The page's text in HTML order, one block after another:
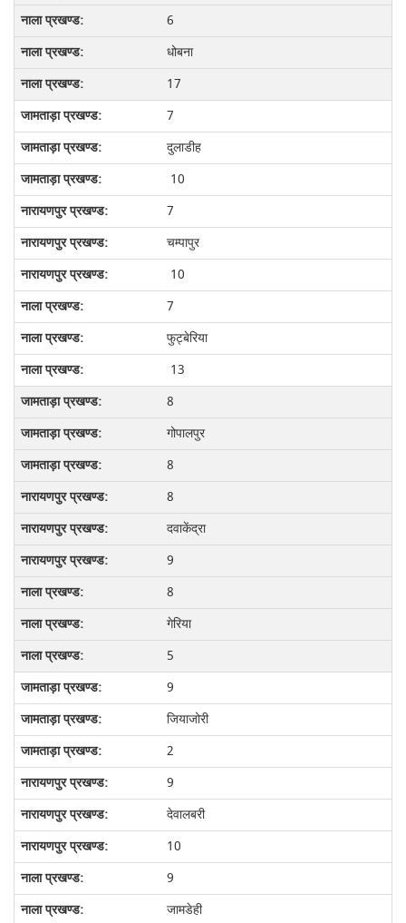
6
धोबना
17
7
दुलाडीह
10
7
चम्पापुर
10
7
फुट्बेरिया
13
8
गोपालपुर
8
8
दवाकेंद्रा
9
8
गेरिया
5
9
जियाजोरी
2
9
देवालबरी
10
9
जामडेही